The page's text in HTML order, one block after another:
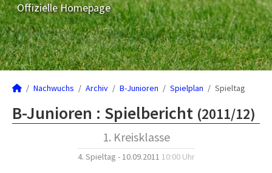
Offizielle Homepage
Nachwuchs Archiv B-Junioren Spielplan Spieltag
B-Junioren : Spielbericht (2011/12)
1. Kreisklasse
4. Spieltag - 10.09.2011 10:00 Uhr